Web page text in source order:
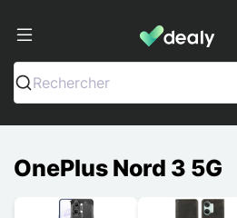
Dealy -
Rechercher
OnePlus Nord 3 5G